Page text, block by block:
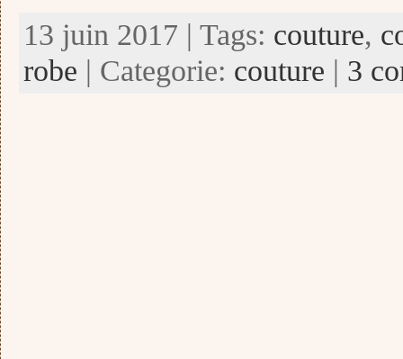
13 juin 2017 | Tags: couture,
robe | Categorie: couture | 3